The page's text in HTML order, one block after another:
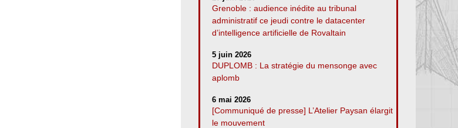
Grenoble : audience inédite au tribunal
administratif ce jeudi contre le datacenter
d’intelligence artificielle de Rovaltain
5 juin 2026
DUPLOMB : La stratégie du mensonge avec
aplomb
6 mai 2026
[Communiqué de presse] L’Atelier Paysan élargit
le mouvement